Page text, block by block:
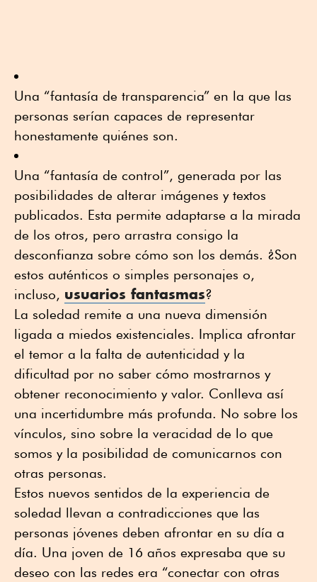
Una “fantasía de transparencia” en la que las
personas serían capaces de representar
honestamente quiénes son.
Una “fantasía de control”, generada por las
posibilidades de alterar imágenes y textos
publicados. Esta permite adaptarse a la mirada
de los otros, pero arrastra consigo la
desconfianza sobre cómo son los demás. ¿Son
estos auténticos o simples personajes o,
incluso, usuarios fantasmas?
La soledad remite a una nueva dimensión
ligada a miedos existenciales. Implica afrontar
el temor a la falta de autenticidad y la
dificultad por no saber cómo mostrarnos y
obtener reconocimiento y valor. Conlleva así
una incertidumbre más profunda. No sobre los
vínculos, sino sobre la veracidad de lo que
somos y la posibilidad de comunicarnos con
otras personas.
Estos nuevos sentidos de la experiencia de
soledad llevan a contradicciones que las
personas jóvenes deben afrontar en su día a
día. Una joven de 16 años expresaba que su
deseo con las redes era “conectar con otras